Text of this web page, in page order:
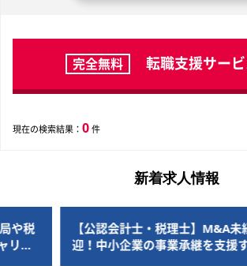
完全無料 転職支援サー
現在の検索結果： 0 件
新着求人情報
や税
リス
【公認会計士・税理士】M&A未
迎！中小企業の事業承継を支援